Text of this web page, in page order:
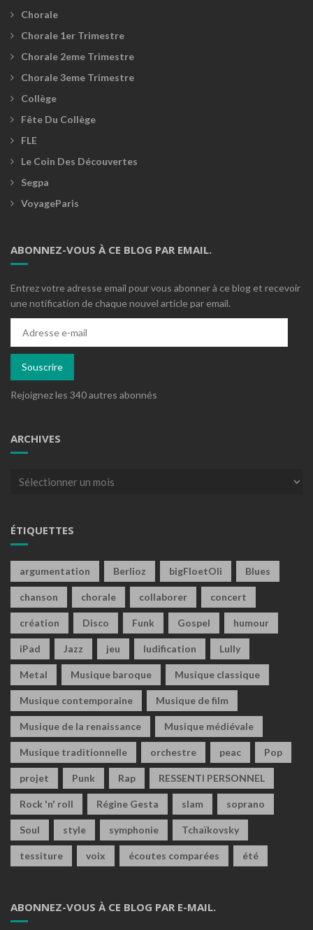
Chorale
Chorale 1er Trimestre
Chorale 2eme Trimestre
Chorale 3eme Trimestre
Collège
Fête Du Collège
FLE
Le Coin Des Découvertes
Segpa
VoyageParis
ABONNEZ-VOUS À CE BLOG PAR EMAIL.
Entrez votre adresse email pour vous abonner à ce blog et recevoir
une notification de chaque nouvel article par email.
mail
Souscrire
Rejoignez les 340 autres abonnés
ARCHIVES
Archives
ÉTIQUETTES
argumentation Berlioz bigFloetOli Blues
chanson chorale collaborer concert
création Disco Funk Gospel humour
iPad Jazz jeu ludification Lully
Metal Musique baroque Musique classique
Musique contemporaine Musique de film
Musique de la renaissance Musique médiévale
Musique traditionnelle orchestre peac Pop
projet Punk Rap RESSENTI PERSONNEL
Rock 'n' roll Régine Gesta slam soprano
Soul style symphonie Tchaïkovsky
tessiture voix écoutes comparées été
ABONNEZ-VOUS À CE BLOG PAR E-MAIL.